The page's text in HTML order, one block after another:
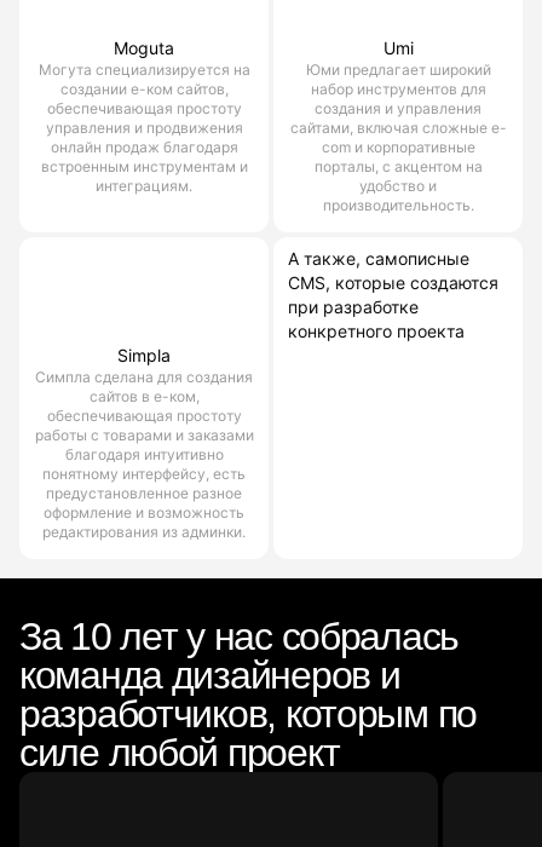
Moguta
Могута специализируется на
создании е-ком сайтов,
обеспечивающая простоту
управления и продвижения
онлайн продаж благодаря
встроенным инструментам и
интеграциям.
Umi
Юми предлагает широкий
набор инструментов для
создания и управления
сайтами, включая сложные e-
com и корпоративные
порталы, с акцентом на
удобство и
производительность.
Simpla
Симпла сделана для создания
сайтов в е-ком,
обеспечивающая простоту
работы с товарами и заказами
благодаря интуитивно
понятному интерфейсу, есть
предустановленное разное
оформление и возможность
редактирования из админки.
А также, самописные
CMS, которые создаются
при разработке
конкретного проекта
За 10 лет у нас собралась
команда дизайнеров и
разработчиков, которым по
силе любой проект